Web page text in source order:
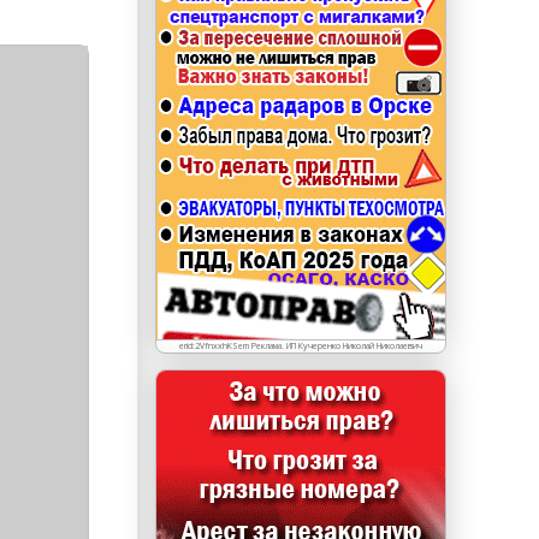
erid: LdtCKJjWj Реклама. ИП Кучеренко Николай
Николаевич
erid:2VfnxxhKSem Реклама. ИП Кучеренко Николай Николаевич